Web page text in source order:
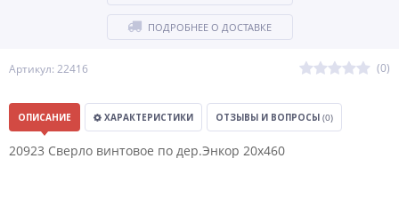
Артикул: 22416 (0)
ПОДРОБНЕЕ О ДОСТАВКЕ
ОПИСАНИЕ ХАРАКТЕРИСТИКИ ОТЗЫВЫ И ВОПРОСЫ (0)
20923 Сверло винтовое по дер.Энкор 20х460